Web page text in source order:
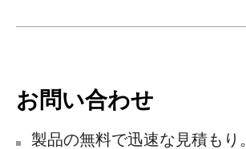
お問い合わせ
製品の無料で迅速な見積もり。